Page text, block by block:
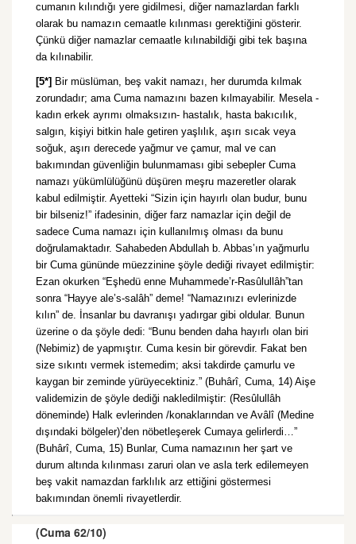
cumanın kılındığı yere gidilmesi, diğer namazlardan farklı
olarak bu namazın cemaatle kılınması gerektiğini gösterir.
Çünkü diğer namazlar cemaatle kılınabildiği gibi tek başına
da kılınabilir.
[5*] Bir müslüman, beş vakit namazı, her durumda kılmak
zorundadır; ama Cuma namazını bazen kılmayabilir. Mesela -
kadın erkek ayrımı olmaksızın- hastalık, hasta bakıcılık,
salgın, kişiyi bitkin hale getiren yaşlılık, aşırı sıcak veya
soğuk, aşırı derecede yağmur ve çamur, mal ve can
bakımından güvenliğin bulunmaması gibi sebepler Cuma
namazı yükümlülüğünü düşüren meşru mazeretler olarak
kabul edilmiştir. Ayetteki “Sizin için hayırlı olan budur, bunu
bir bilseniz!” ifadesinin, diğer farz namazlar için değil de
sadece Cuma namazı için kullanılmış olması da bunu
doğrulamaktadır. Sahabeden Abdullah b. Abbas’ın yağmurlu
bir Cuma gününde müezzinine şöyle dediği rivayet edilmiştir:
Ezan okurken “Eşhedü enne Muhammede’r-Rasûlullâh”tan
sonra “Hayye ale’s-salâh” deme! “Namazınızı evlerinizde
kılın” de. İnsanlar bu davranışı yadırgar gibi oldular. Bunun
üzerine o da şöyle dedi: “Bunu benden daha hayırlı olan biri
(Nebimiz) de yapmıştır. Cuma kesin bir görevdir. Fakat ben
size sıkıntı vermek istemedim; aksi takdirde çamurlu ve
kaygan bir zeminde yürüyecektiniz.” (Buhârî, Cuma, 14) Aişe
validemizin de şöyle dediği nakledilmiştir: (Resûlullâh
döneminde) Halk evlerinden /konaklarından ve Avâlî (Medine
dışındaki bölgeler)’den nöbetleşerek Cumaya gelirlerdi…”
(Buhârî, Cuma, 15) Bunlar, Cuma namazının her şart ve
durum altında kılınması zaruri olan ve asla terk edilemeyen
beş vakit namazdan farklılık arz ettiğini göstermesi
bakımından önemli rivayetlerdir.
(Cuma 62/10)